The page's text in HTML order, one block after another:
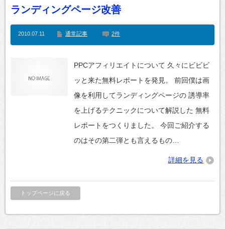
ランディングページ改善
2010.07.11 通常記事 2件
PPCアフィリエイトについて 久々にビビビ
ッと来た無料レポートを発見。 前回僕は画
像を利用してランディングページの 誘導率
を上げるテクニックについて解説した 無料
レポートをつくりました。 今回ご紹介する
のはその第二弾とも言えるもの…
詳細を見る
トップページに戻る